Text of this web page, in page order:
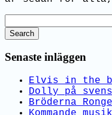
Search
Senaste inläggen
Elvis in the
Dolly på
Bröderna